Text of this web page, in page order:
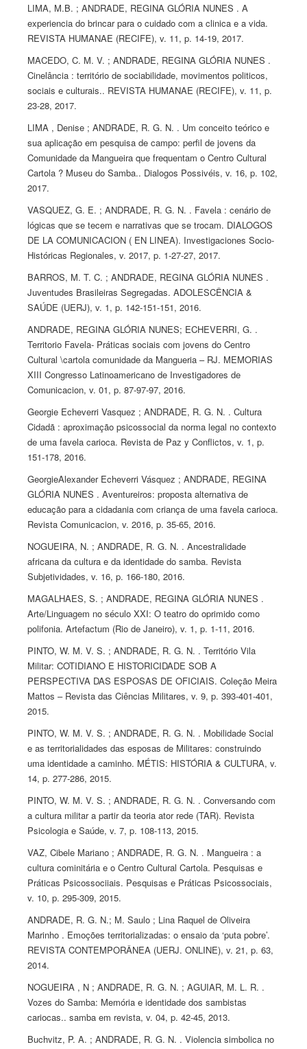
LIMA, M.B. ; ANDRADE, REGINA GLÓRIA NUNES . A
experiencia do brincar para o cuidado com a clinica e a vida.
REVISTA HUMANAE (RECIFE), v. 11, p. 14-19, 2017.
MACEDO, C. M. V. ; ANDRADE, REGINA GLÓRIA NUNES .
Cinelância : território de sociabilidade, movimentos politicos,
sociais e culturais.. REVISTA HUMANAE (RECIFE), v. 11, p.
23-28, 2017.
LIMA , Denise ; ANDRADE, R. G. N. . Um conceito teórico e
sua aplicação em pesquisa de campo: perfil de jovens da
Comunidade da Mangueira que frequentam o Centro Cultural
Cartola ? Museu do Samba.. Dialogos Possivéis, v. 16, p. 102,
2017.
VASQUEZ, G. E. ; ANDRADE, R. G. N. . Favela : cenário de
lógicas que se tecem e narrativas que se trocam. DIALOGOS
DE LA COMUNICACION ( EN LINEA). Investigaciones Socio-
Históricas Regionales, v. 2017, p. 1-27-27, 2017.
BARROS, M. T. C. ; ANDRADE, REGINA GLÓRIA NUNES .
Juventudes Brasileiras Segregadas. ADOLESCÊNCIA &
SAÚDE (UERJ), v. 1, p. 142-151-151, 2016.
ANDRADE, REGINA GLÓRIA NUNES; ECHEVERRI, G. .
Territorio Favela- Práticas sociais com jovens do Centro
Cultural \cartola comunidade da Mangueria – RJ. MEMORIAS
XIII Congresso Latinoamericano de Investigadores de
Comunicacion, v. 01, p. 87-97-97, 2016.
Georgie Echeverri Vasquez ; ANDRADE, R. G. N. . Cultura
Cidadã : aproximação psicossocial da norma legal no contexto
de uma favela carioca. Revista de Paz y Conflictos, v. 1, p.
151-178, 2016.
GeorgieAlexander Echeverri Vásquez ; ANDRADE, REGINA
GLÓRIA NUNES . Aventureiros: proposta alternativa de
educação para a cidadania com criança de uma favela carioca.
Revista Comunicacion, v. 2016, p. 35-65, 2016.
NOGUEIRA, N. ; ANDRADE, R. G. N. . Ancestralidade
africana da cultura e da identidade do samba. Revista
Subjetividades, v. 16, p. 166-180, 2016.
MAGALHAES, S. ; ANDRADE, REGINA GLÓRIA NUNES .
Arte/Linguagem no século XXI: O teatro do oprimido como
polifonia. Artefactum (Rio de Janeiro), v. 1, p. 1-11, 2016.
PINTO, W. M. V. S. ; ANDRADE, R. G. N. . Território Vila
Militar: COTIDIANO E HISTORICIDADE SOB A
PERSPECTIVA DAS ESPOSAS DE OFICIAIS. Coleção Meira
Mattos – Revista das Ciências Militares, v. 9, p. 393-401-401,
2015.
PINTO, W. M. V. S. ; ANDRADE, R. G. N. . Mobilidade Social
e as territorialidades das esposas de Militares: construindo
uma identidade a caminho. MÉTIS: HISTÓRIA & CULTURA, v.
14, p. 277-286, 2015.
PINTO, W. M. V. S. ; ANDRADE, R. G. N. . Conversando com
a cultura militar a partir da teoria ator rede (TAR). Revista
Psicologia e Saúde, v. 7, p. 108-113, 2015.
VAZ, Cibele Mariano ; ANDRADE, R. G. N. . Mangueira : a
cultura cominitária e o Centro Cultural Cartola. Pesquisas e
Práticas Psicossociiais. Pesquisas e Práticas Psicossociais,
v. 10, p. 295-309, 2015.
ANDRADE, R. G. N.; M. Saulo ; Lina Raquel de Oliveira
Marinho . Emoções territorializadas: o ensaio da ‘puta pobre’.
REVISTA CONTEMPORÂNEA (UERJ. ONLINE), v. 21, p. 63,
2014.
NOGUEIRA , N ; ANDRADE, R. G. N. ; AGUIAR, M. L. R. .
Vozes do Samba: Memória e identidade dos sambistas
cariocas.. samba em revista, v. 04, p. 42-45, 2013.
Buchvitz, P. A. ; ANDRADE, R. G. N. . Violencia simbolica no